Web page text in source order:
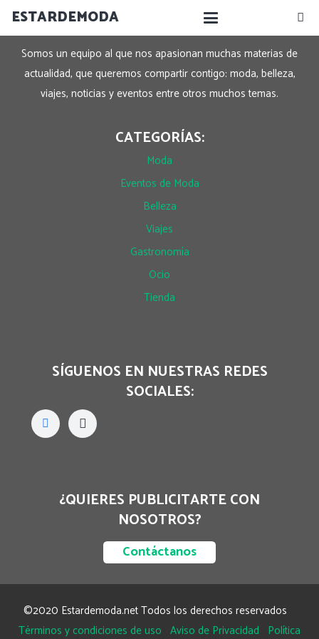
ESTARDEMODASOBRE NOSOTROS:
Somos un equipo al que nos apasionan muchas materias de
actualidad, que queremos compartir contigo: moda, belleza,
viajes, noticias y eventos entre otros muchos temas.
CATEGORÍAS:
Moda
Eventos de Moda
Belleza
Viajes
Gastronomía
Ocio
Tienda
SÍGUENOS EN NUESTRAS REDES
SOCIALES:
¿QUIERES PUBLICITARTE CON
NOSOTROS?
Contáctanos
©2020 Estardemoda.net Todos los derechos reservados
Términos y condiciones de uso Aviso de Privacidad Política